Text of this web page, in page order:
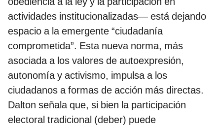
actividades institucionalizadas— está dejando
espacio a la emergente “ciudadanía
comprometida”. Esta nueva norma, más
asociada a los valores de autoexpresión,
autonomía y activismo, impulsa a los
ciudadanos a formas de acción más directas.
Dalton señala que, si bien la participación
electoral tradicional (deber) puede